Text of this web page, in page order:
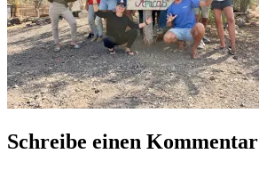
Schreibe einen Kommentar